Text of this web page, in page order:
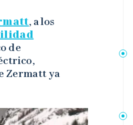
, a los
de
Zermatt ya